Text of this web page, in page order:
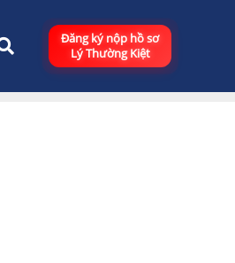
Đăng ký nộp hồ sơ
Lý Thường Kiệt